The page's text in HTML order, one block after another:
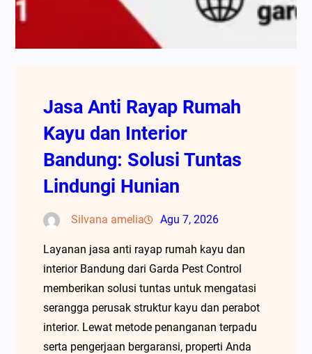
Jasa Anti Rayap Rumah
Kayu dan Interior
Bandung: Solusi Tuntas
Lindungi Hunian
Silvana amelia Agu 7, 2026
Layanan jasa anti rayap rumah kayu dan
interior Bandung dari Garda Pest Control
memberikan solusi tuntas untuk mengatasi
serangga perusak struktur kayu dan perabot
interior. Lewat metode penanganan terpadu
serta pengerjaan bergaransi, properti Anda